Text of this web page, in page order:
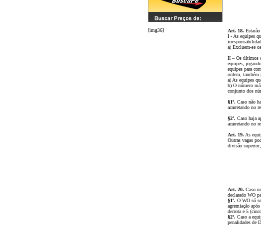
[img36] Art. 18.
I - As equipes
a) Excluem-se
II – Os últimos
equipes,
equipes para
ordem, também
a) As equipes
b) O número
conjunto dos
§1º. Caso não
acarretando no
§2º. Caso haja
acarretando no
Art. 19. As
Outras vagas
divisão
Art. 20. Caso
declarado WO
§1º. O WO só
agremiação
derrota e 5
§2º. Caso a
penalidades de